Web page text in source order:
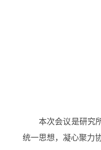
本次会议是研究
统一思想，凝心聚力